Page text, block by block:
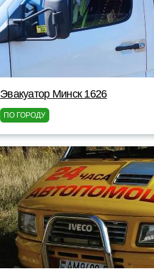
Эвакуатор Минск 1626
ПО ГОРОДУ